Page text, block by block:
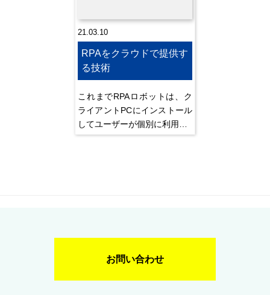
21.03.10
RPAをクラウドで提供す
る技術
これまでRPAロボットは、ク
ライアントPCにインストール
してユーザーが個別に利用…
お問い合わせ